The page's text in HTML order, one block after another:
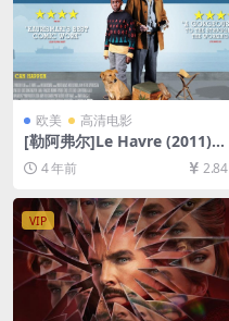
欧美 高清电影
[勒阿弗尔]Le Havre (2011)
[百度网盘+迅雷云盘资源1080
P超清未删减][MP4/6GB][中
4 年前 2.84
VIP